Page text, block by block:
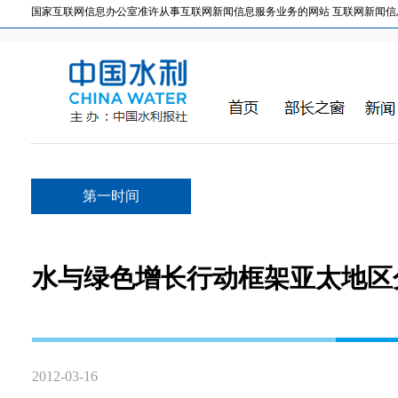
国家互联网信息办公室准许从事互联网新闻信息服务业务的网站 互联网新闻信
第一时间
水与绿色增长行动框架亚太地
2012-03-16